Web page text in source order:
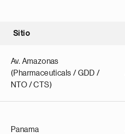
Sitio
Av. Amazonas
(Pharmaceuticals / GDD /
NTO / CTS)
Panama